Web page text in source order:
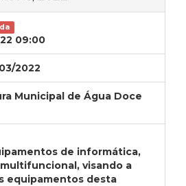
09:00
2022
Municipal de Água Doce
de informática,
visando a
equipamentos desta